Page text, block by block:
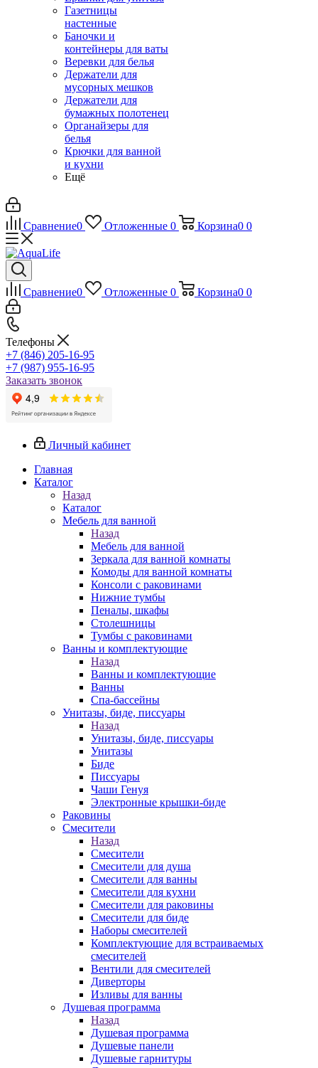
Газетницы
настенные
Баночки и
контейнеры для ваты
Веревки для белья
Держатели для
мусорных мешков
Держатели для
бумажных полотенец
Органайзеры для
белья
Крючки для ванной
и кухни
Ещё
Сравнение0 Отложенные 0 Корзина0 0
Сравнение0 Отложенные 0 Корзина0 0
Телефоны
+7 (846) 205-16-95
+7 (987) 955-16-95
Заказать звонок
Личный кабинет
Главная
Каталог
Назад
Каталог
Мебель для ванной
Назад
Мебель для ванной
Зеркала для ванной комнаты
Комоды для ванной комнаты
Консоли с раковинами
Нижние тумбы
Пеналы, шкафы
Столешницы
Тумбы с раковинами
Ванны и комплектующие
Назад
Ванны и комплектующие
Ванны
Спа-бассейны
Унитазы, биде, писсуары
Назад
Унитазы, биде, писсуары
Унитазы
Биде
Писсуары
Чаши Генуя
Электронные крышки-биде
Раковины
Смесители
Назад
Смесители
Смесители для душа
Смесители для ванны
Смесители для кухни
Смесители для раковины
Смесители для биде
Наборы смесителей
Комплектующие для встраиваемых
смесителей
Вентили для смесителей
Диверторы
Изливы для ванны
Душевая программа
Назад
Душевая программа
Душевые панели
Душевые гарнитуры